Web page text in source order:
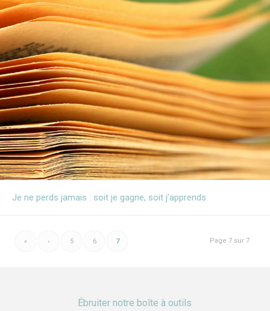
Je ne perds jamais : soit je gagne, soit j’apprends
Page 7 sur 7
« ‹ 5 6 7
Ébruiter notre boîte à outils